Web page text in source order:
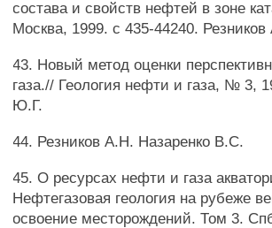
состава и свойств нефтей в зоне
Москва, 1999. с 435-44240.
43. Новый метод оценки
газа.// Геология нефти и газа, № 3,
Ю.Г.
44. Резников А.Н. Назаренко B.C.
45. О ресурсах нефти и газа
Нефтегазовая геология на рубеже
освоение месторождений. Том 3.